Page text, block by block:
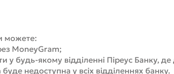
можете:
MoneyGram;
будь-якому відділенні Піреус Банку, де
недоступна у всіх відділеннях банку.